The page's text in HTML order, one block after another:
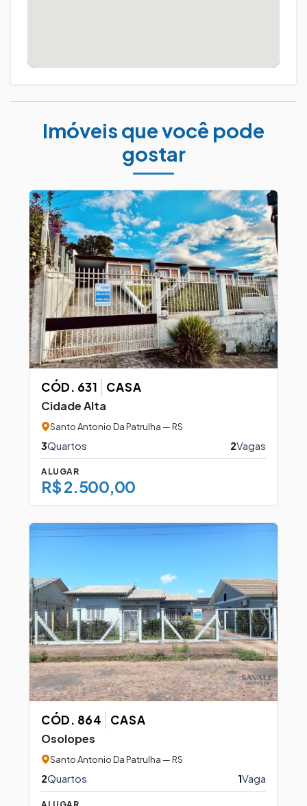
Imóveis que você pode
gostar
CÓD. 631 CASA
Cidade Alta
Santo Antonio Da Patrulha — RS
3Quartos 2Vagas
ALUGAR
R$ 2.500,00
CÓD. 864 CASA
Osolopes
Santo Antonio Da Patrulha — RS
2Quartos 1Vaga